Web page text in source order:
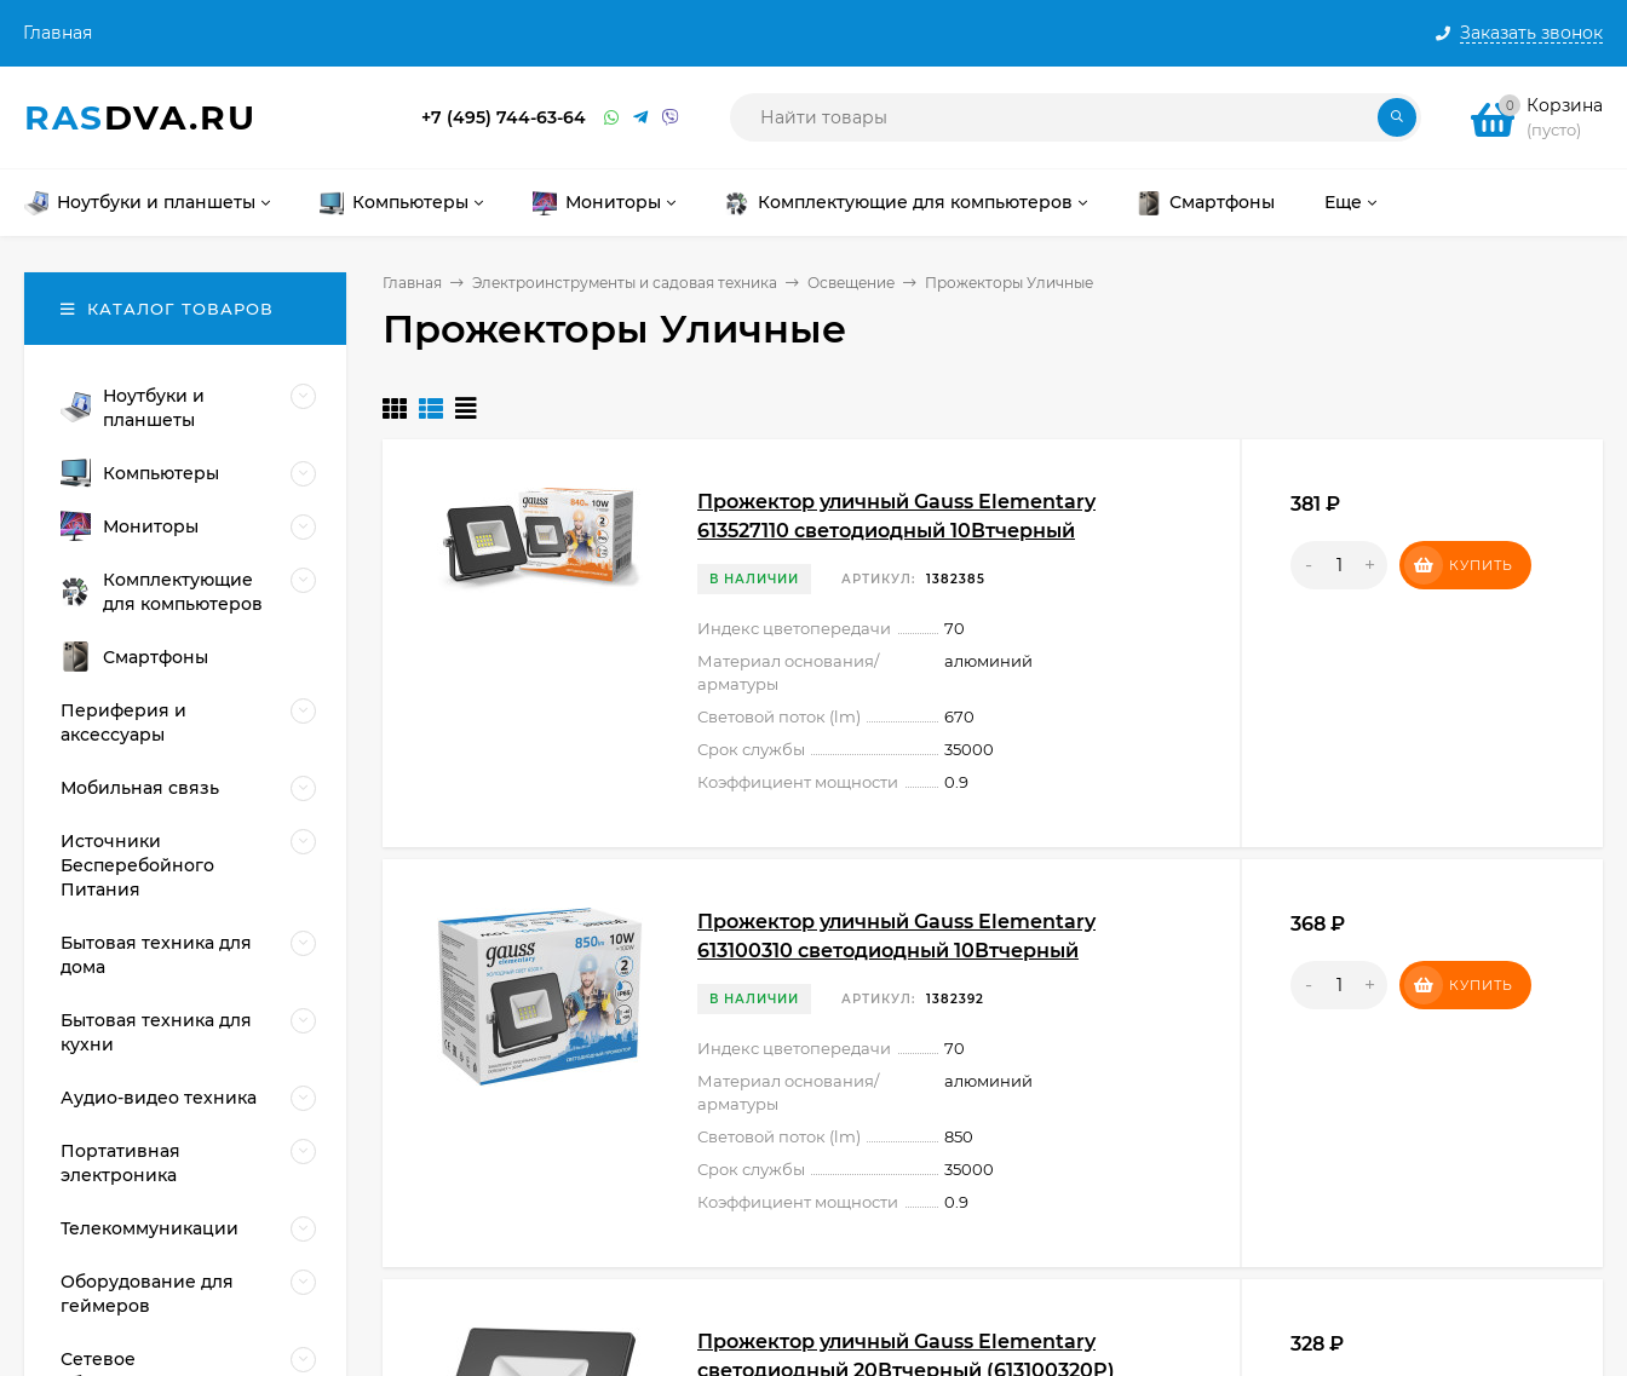
Заказать звонок
Главная
RASDVA.RU +7 (495) 744-63-64 0 Корзина
(пусто)
Ноутбуки и планшеты Компьютеры Мониторы Комплектующие для компьютеров Смартфоны Еще
Главная Электроинструменты и садовая техника Освещение Прожекторы Уличные
Прожекторы Уличные
Прожектор уличный Gauss Elementary
613527110 светодиодный 10Втчерный
В НАЛИЧИИ АРТИКУЛ: 1382385
Индекс цветопередачи
70
Материал основания/
арматуры
алюминий
Световой поток (lm)
670
Срок службы
35000
Коэффициент мощности
0.9
381 ₽
- + КУПИТЬ
Прожектор уличный Gauss Elementary
613100310 светодиодный 10Втчерный
В НАЛИЧИИ АРТИКУЛ: 1382392
Индекс цветопередачи
70
Материал основания/
арматуры
алюминий
Световой поток (lm)
850
Срок службы
35000
Коэффициент мощности
0.9
368 ₽
- + КУПИТЬ
Прожектор уличный Gauss Elementary
светодиодный 20Втчерный (613100320P)
328 ₽
КАТАЛОГ ТОВАРОВ
Ноутбуки и
планшеты
Компьютеры
Мониторы
Комплектующие
для компьютеров
Смартфоны
Периферия и
аксессуары
Мобильная связь
Источники
Бесперебойного
Питания
Бытовая техника для
дома
Бытовая техника для
кухни
Аудио-видео техника
Портативная
электроника
Телекоммуникации
Оборудование для
геймеров
Сетевое